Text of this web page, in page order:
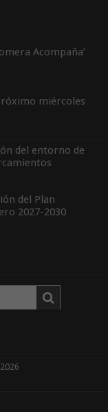
Acompaña’
miércoles
del entorno de
del Plan
2027-2030